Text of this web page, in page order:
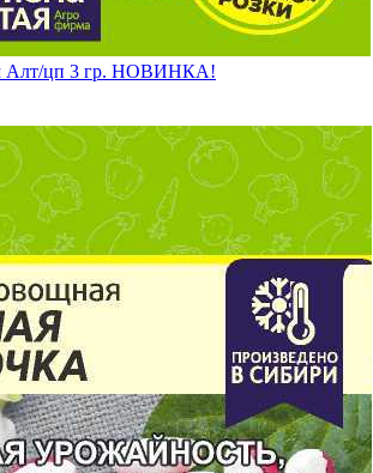
Алт/цп 3 гр. НОВИНКА!